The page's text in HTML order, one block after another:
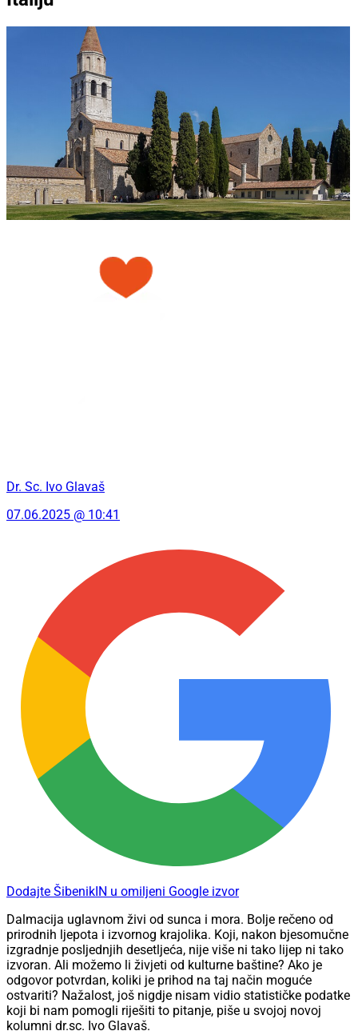
Dr. Sc. Ivo Glavaš
07.06.2025 @ 10:41
Dodajte ŠibenikIN u omiljeni Google izvor
Dalmacija uglavnom živi od sunca i mora. Bolje rečeno od
prirodnih ljepota i izvornog krajolika. Koji, nakon bjesomučne
izgradnje posljednjih desetljeća, nije više ni tako lijep ni tako
izvoran. Ali možemo li živjeti od kulturne baštine? Ako je
odgovor potvrdan, koliki je prihod na taj način moguće
ostvariti? Nažalost, još nigdje nisam vidio statističke podatke
koji bi nam pomogli riješiti to pitanje, piše u svojoj novoj
kolumni dr.sc. Ivo Glavaš.